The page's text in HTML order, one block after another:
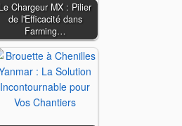
Le Chargeur MX : Pilier
de l'Efficacité dans
Farming…